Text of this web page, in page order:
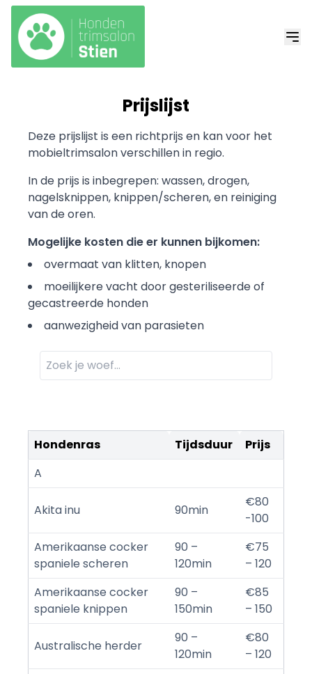
Prijslijst
Deze prijslijst is een richtprijs en kan voor het
mobieltrimsalon verschillen in regio.
In de prijs is inbegrepen: wassen, drogen,
nagelsknippen, knippen/scheren, en reiniging
van de oren.
Mogelijke kosten die er kunnen bijkomen:
overmaat van klitten, knopen
moeilijkere vacht door gesteriliseerde of
gecastreerde honden
aanwezigheid van parasieten
Hondenras Tijdsduur
Prijs
A
Akita inu 90min
€80
-100
Amerikaanse cocker
spaniele scheren
90 –
120min
€75
– 120
Amerikaanse cocker
spaniele knippen
90 –
150min
€85
– 150
Australische herder
90 –
120min
€80
– 120